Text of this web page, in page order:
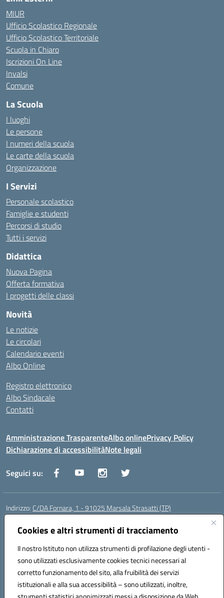
Cookies e altri strumenti di tracciamento
Il nostro Istituto non utilizza strumenti di profilazione degli utenti -
sono utilizzati esclusivamente cookies tecnici necessari al
corretto funzionamento del sito, alla fruibilità dei servizi
istituzionali e alla sua accessibilità – sono utilizzati, inoltre,
MIUR
Ufficio Scolastico Regionale
Ufficio Scolastico Territoriale
Scuola in Chiaro
Iscrizioni On Line
Invalsi
Comune
La Scuola
I luoghi
Le persone
I numeri della scuola
Le carte della scuola
Organizzazione
I Servizi
Personale scolastico
Famiglie e studenti
Percorsi di studio
Tutti i servizi
Didattica
Nuova Pagina
Offerta formativa
I progetti delle classi
Novità
Le notizie
Le circolari
Calendario eventi
Albo Online
Registro elettronico
Albo Sindacale
Contatti
Amministrazione TrasparenteAlbo onlinePrivacy Policy
Dichiarazione di accessibilitàNote legali
Seguici su:
Indirizzo: C/DA Fornara, 1 - 91025 Marsala Strasatti (TP)
Centralino:
Posta elettronica certificata (PEC):tpic81600v@pec.istruzione.it
Codice fiscale: 82006360810
Codice meccanografico:TPIC81600V
Codice Indice delle Pubbliche Amministrazioni (IPA): istsc_tpic81600v
Codice unico di fatturazione (CUF): UFODYY